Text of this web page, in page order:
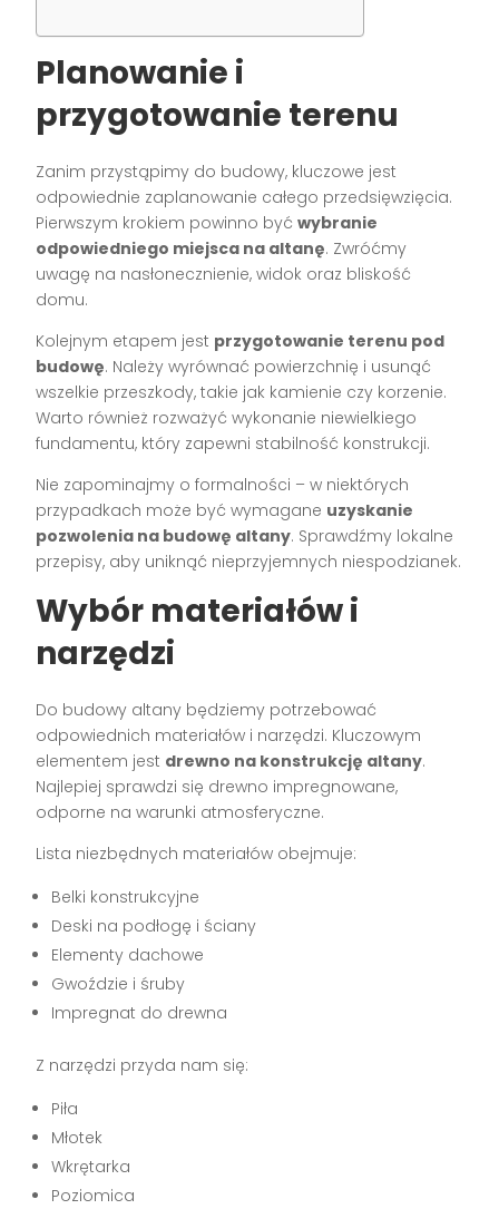
Planowanie i
przygotowanie terenu
Zanim przystąpimy do budowy, kluczowe jest
odpowiednie zaplanowanie całego przedsięwzięcia.
Pierwszym krokiem powinno byćwybranie
odpowiedniego miejsca na altanę. Zwróćmy
uwagę na nasłonecznienie, widok oraz bliskość
domu.
Kolejnym etapem jest przygotowanie terenu pod
budowę. Należy wyrównać powierzchnię i usunąć
wszelkie przeszkody, takie jak kamienie czy korzenie.
Warto również rozważyć wykonanie niewielkiego
fundamentu, który zapewni stabilność konstrukcji.
Nie zapominajmy o formalności – w niektórych
przypadkach może być wymagane uzyskanie
pozwolenia na budowę altany. Sprawdźmy lokalne
przepisy, aby uniknąć nieprzyjemnych niespodzianek.
Wybór materiałów i
narzędzi
Do budowy altany będziemy potrzebować
odpowiednich materiałów i narzędzi. Kluczowym
elementem jest drewno na konstrukcję altany.
Najlepiej sprawdzi się drewno impregnowane,
odporne na warunki atmosferyczne.
Lista niezbędnych materiałów obejmuje:
Belki konstrukcyjne
Deski na podłogę i ściany
Elementy dachowe
Gwoździe i śruby
Impregnat do drewna
Z narzędzi przyda nam się:
Piła
Młotek
Wkrętarka
Poziomica